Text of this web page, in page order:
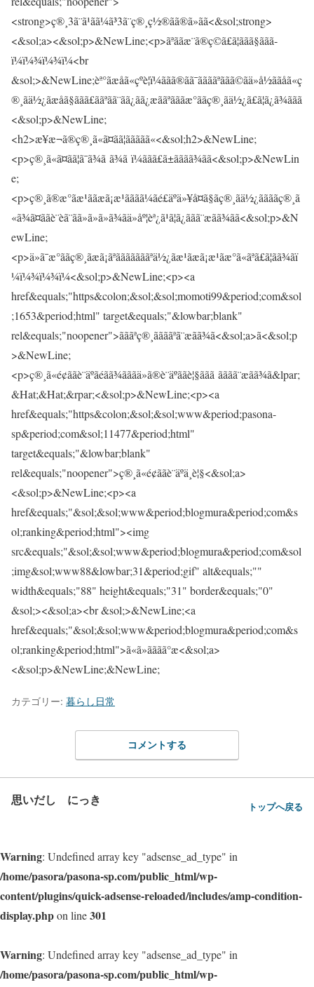
カテゴリー: 暮らし日常
コメントする
思いだし にっき トップへ戻る
Warning: Undefined array key "adsense_ad_type" in
/home/pasora/pasona-sp.com/public_html/wp-
content/plugins/quick-adsense-reloaded/includes/amp-condition-
display.phpon line301
Warning: Undefined array key "adsense_ad_type" in
/home/pasora/pasona-sp.com/public_html/wp-